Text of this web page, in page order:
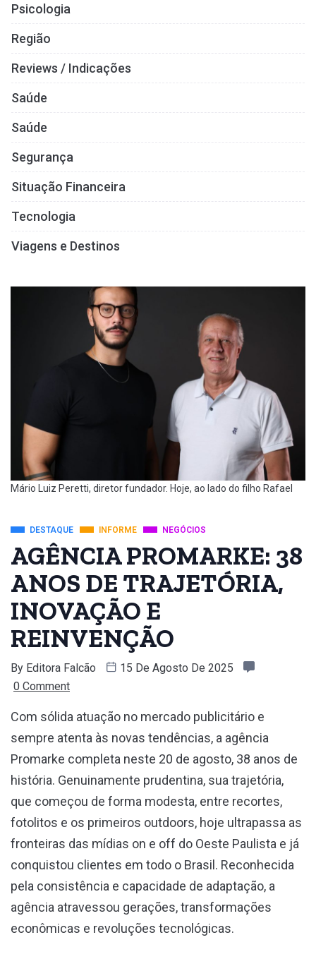
Psicologia
Região
Reviews / Indicações
Saúde
Saúde
Segurança
Situação Financeira
Tecnologia
Viagens e Destinos
Mário Luiz Peretti, diretor fundador. Hoje, ao lado do filho Rafael
DESTAQUE INFORME NEGÓCIOS
AGÊNCIA PROMARKE: 38
ANOS DE TRAJETÓRIA,
INOVAÇÃO E
REINVENÇÃO
By Editora Falcão
15 De Agosto De 2025
0 Comment
Com sólida atuação no mercado publicitário e
sempre atenta às novas tendências, a agência
Promarke completa neste 20 de agosto, 38 anos de
história. Genuinamente prudentina, sua trajetória,
que começou de forma modesta, entre recortes,
fotolitos e os primeiros outdoors, hoje ultrapassa as
fronteiras das mídias on e off do Oeste Paulista e já
conquistou clientes em todo o Brasil. Reconhecida
pela consistência e capacidade de adaptação, a
agência atravessou gerações, transformações
econômicas e revoluções tecnológicas.